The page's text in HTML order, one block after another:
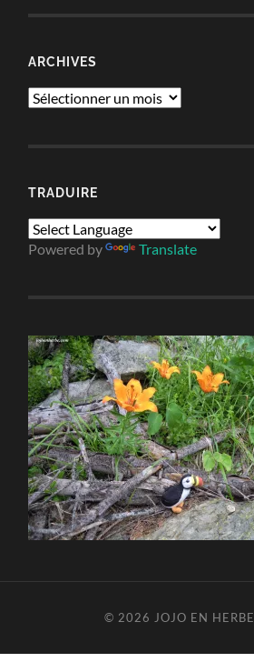
ARCHIVES
Archives
TRADUIRE
Powered by Translate
© 2026JOJO EN HERBE